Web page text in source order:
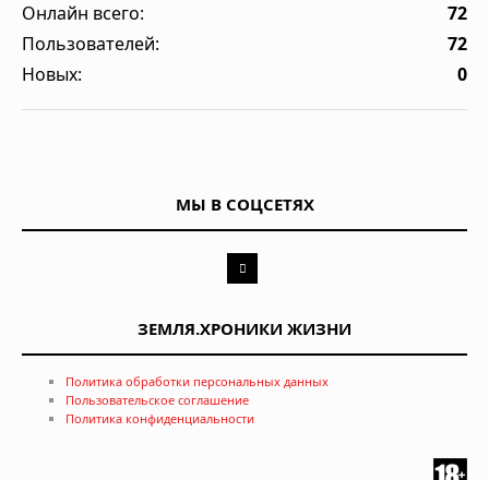
Онлайн всего:
72
Пользователей:
72
Новых:
0
МЫ В СОЦСЕТЯХ
ЗЕМЛЯ.ХРОНИКИ ЖИЗНИ
Политика обработки персональных данных
Пользовательское соглашение
Политика конфиденциальности